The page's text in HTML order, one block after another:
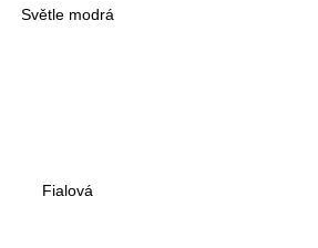
Světle modrá
Fialová